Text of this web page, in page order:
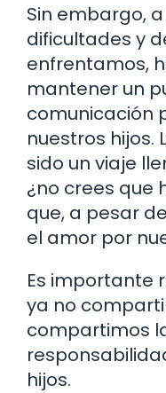
Sin embargo,
dificultades y
enfrentamos,
mantener un
comunicación
nuestros
sido un viaje
¿no crees que
que, a pesar
el amor por
Es importante
ya no
compartimos
hijos.